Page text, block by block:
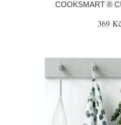
COOKSMART ®
369